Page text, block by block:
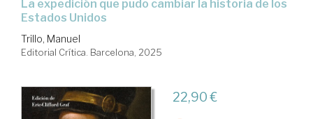
La expedición que pudo cambiar la historia de los
Estados Unidos
Trillo, Manuel
Editorial Crítica. Barcelona, 2025
22,90 €